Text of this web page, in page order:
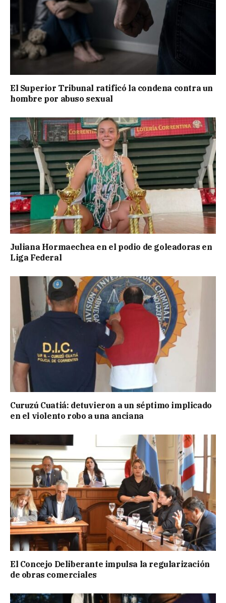
El Superior Tribunal ratificó la condena contra un
hombre por abuso sexual
Juliana Hormaechea en el podio de goleadoras en
Liga Federal
Curuzú Cuatiá: detuvieron a un séptimo implicado
en el violento robo a una anciana
El Concejo Deliberante impulsa la regularización
de obras comerciales